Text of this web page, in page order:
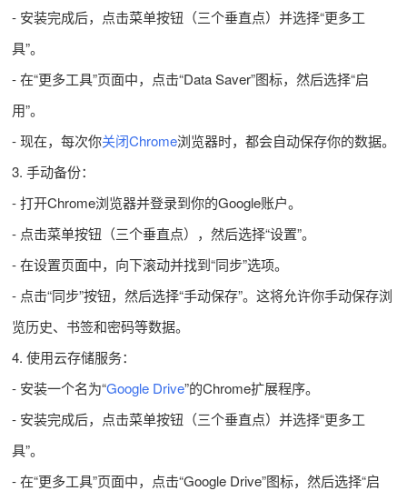
- 安装完成后，点击菜单按钮（三个垂直点）并选择“更多工
具”。
- 在“更多工具”页面中，点击“Data Saver”图标，然后选择“启
用”。
- 现在，每次你关闭Chrome浏览器时，都会自动保存你的数据。
3. 手动备份：
- 打开Chrome浏览器并登录到你的Google账户。
- 点击菜单按钮（三个垂直点），然后选择“设置”。
- 在设置页面中，向下滚动并找到“同步”选项。
- 点击“同步”按钮，然后选择“手动保存”。这将允许你手动保存浏
览历史、书签和密码等数据。
4. 使用云存储服务：
- 安装一个名为“Google Drive”的Chrome扩展程序。
- 安装完成后，点击菜单按钮（三个垂直点）并选择“更多工
具”。
- 在“更多工具”页面中，点击“Google Drive”图标，然后选择“启